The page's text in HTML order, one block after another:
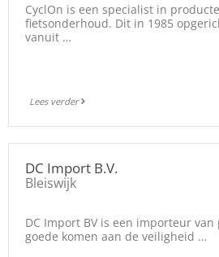
Lees verder
CyclOn is een specialist in
fietsonderhoud. Dit in 1985
vanuit …
DC Import B.V.
Bleiswijk
DC Import BV is een importeur
goede komen aan de veiligheid …